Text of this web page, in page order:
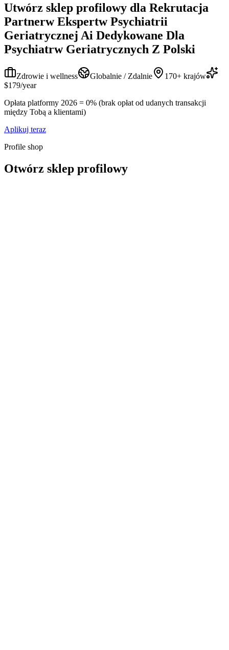
Utwórz sklep profilowy dla Rekrutacja
Partnerw Ekspertw Psychiatrii
Geriatrycznej Ai Dedykowane Dla
Psychiatrw Geriatrycznych Z Polski
Zdrowie i wellness Globalnie / Zdalnie
170+ krajów
$179/year
Opłata platformy 2026 = 0% (brak opłat od udanych transakcji
między Tobą a klientami)
Aplikuj teraz
Profile shop
Otwórz sklep profilowy